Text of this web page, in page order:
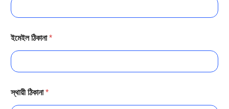
ইমেইল ঠিকানা*
স্থায়ী ঠিকানা*